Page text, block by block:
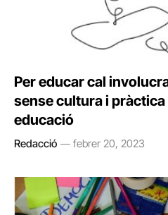
Per educar cal
sense cultura i pràctica
educació
Redacció febrer 20, 2023